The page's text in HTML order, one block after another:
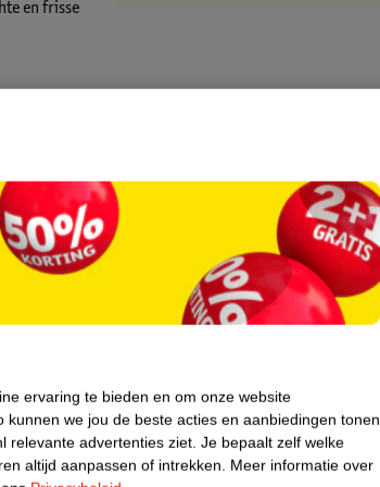
en frisse
ervaring te bieden en om onze website
kunnen we jou de beste acties en aanbiedingen tonen
relevante advertenties ziet. Je bepaalt zelf welke
altijd aanpassen of intrekken. Meer informatie over